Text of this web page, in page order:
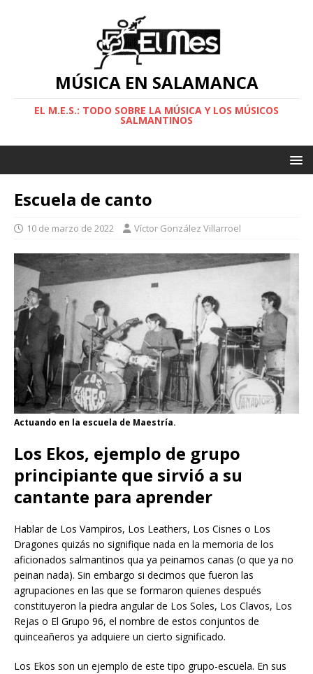
MÚSICA EN SALAMANCA
EL M.E.S.: TODO SOBRE LA MÚSICA Y LOS MÚSICOS
SALMANTINOS
Escuela de canto
10 de marzo de 2022 Víctor González Villarroel
Actuando en la escuela de Maestría.
Los Ekos, ejemplo de grupo
principiante que sirvió a su
cantante para aprender
Hablar de Los Vampiros, Los Leathers, Los Cisnes o Los
Dragones quizás no signifique nada en la memoria de los
aficionados salmantinos qua ya peinamos canas (o que ya no
peinan nada). Sin embargo si decimos que fueron las
agrupaciones en las que se formaron quienes después
constituyeron la piedra angular de Los Soles, Los Clavos, Los
Rejas o El Grupo 96, el nombre de estos conjuntos de
quinceañeros ya adquiere un cierto significado.
Los Ekos son un ejemplo de este tipo grupo-escuela. En sus